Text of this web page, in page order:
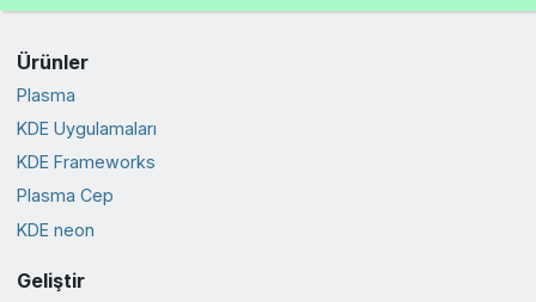
Ürünler
Plasma
KDE Uygulamaları
KDE Frameworks
Plasma Cep
KDE neon
Geliştir